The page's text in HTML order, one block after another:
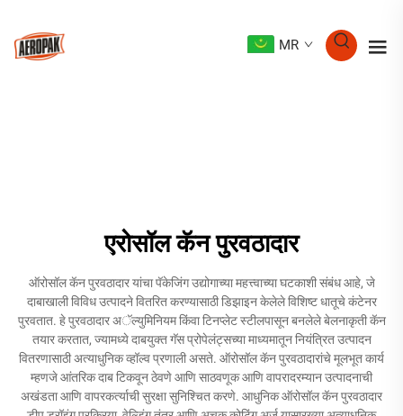
MR
एरोसॉल कॅन पुरवठादार
ऑरोसॉल कॅन पुरवठादार यांचा पॅकेजिंग उद्योगाच्या महत्त्वाच्या घटकाशी संबंध आहे, जे
दाबाखाली विविध उत्पादने वितरित करण्यासाठी डिझाइन केलेले विशिष्ट धातूचे कंटेनर
पुरवतात. हे पुरवठादार अॅल्युमिनियम किंवा टिनप्लेट स्टीलपासून बनलेले बेलनाकृती कॅन
तयार करतात, ज्यामध्ये दाबयुक्त गॅस प्रोपेलंट्सच्या माध्यमातून नियंत्रित उत्पादन
वितरणासाठी अत्याधुनिक व्हॉल्व प्रणाली असते. ऑरोसॉल कॅन पुरवठादारांचे मूलभूत कार्य
म्हणजे आंतरिक दाब टिकवून ठेवणे आणि साठवणूक आणि वापरादरम्यान उत्पादनाची
अखंडता आणि वापरकर्त्याची सुरक्षा सुनिश्चित करणे. आधुनिक ऑरोसॉल कॅन पुरवठादार